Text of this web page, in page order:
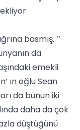
basmış. ‘’
da
emekli
ın oğlu Sean
da bunun iki
daha da çok
düştüğünü